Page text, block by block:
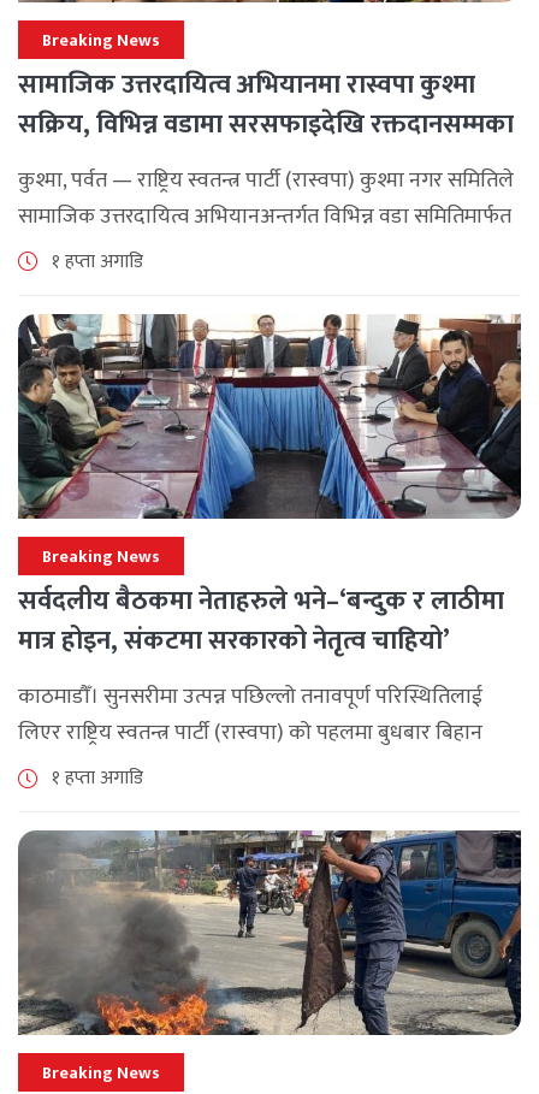
Breaking News
सामाजिक उत्तरदायित्व अभियानमा रास्वपा कुश्मा
सक्रिय, विभिन्न वडामा सरसफाइदेखि रक्तदानसम्मका
कार्यक्रम
कुश्मा, पर्वत — राष्ट्रिय स्वतन्त्र पार्टी (रास्वपा) कुश्मा नगर समितिले
सामाजिक उत्तरदायित्व अभियानअन्तर्गत विभिन्न वडा समितिमार्फत
समुदाय केन्द्रित र सेवामूलक कार्यक्रम सञ्चालन गरिरहेको जनाएको
१ हप्ता अगाडि
Breaking News
सर्वदलीय बैठकमा नेताहरुले भने–‘बन्दुक र लाठीमा
मात्र होइन, संकटमा सरकारको नेतृत्व चाहियो’
काठमाडौँ। सुनसरीमा उत्पन्न पछिल्लो तनावपूर्ण परिस्थितिलाई
लिएर राष्ट्रिय स्वतन्त्र पार्टी (रास्वपा) को पहलमा बुधबार बिहान
सिंहदरबारमा सर्वदलीय बैठक जारी छ। रास्वपाका सभापति रवि
१ हप्ता अगाडि
Breaking News